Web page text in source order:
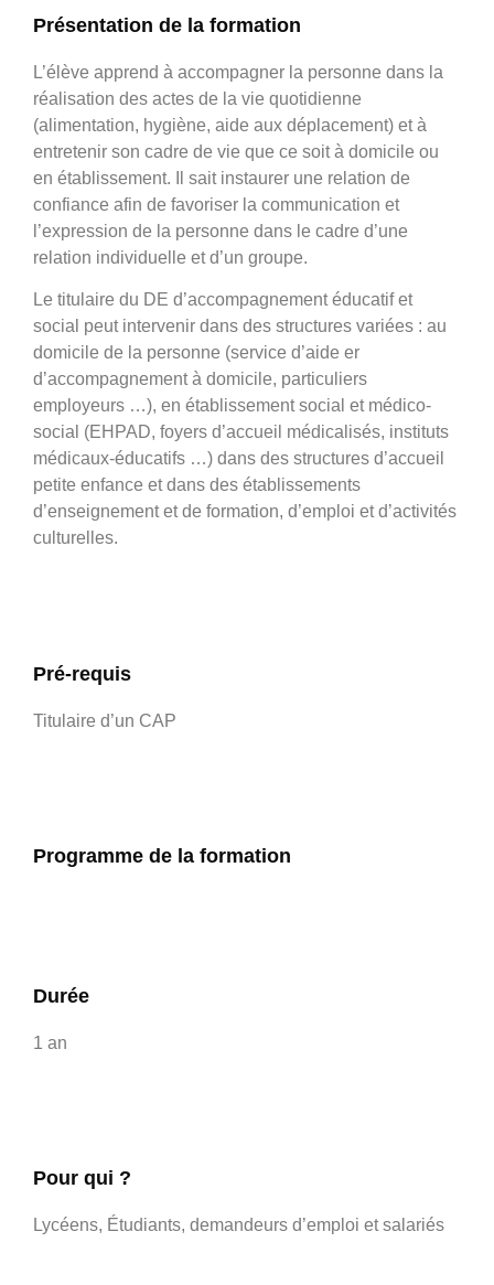
Présentation de la formation
L’élève apprend à accompagner la personne dans la
réalisation des actes de la vie quotidienne
(alimentation, hygiène, aide aux déplacement) et à
entretenir son cadre de vie que ce soit à domicile ou
en établissement. Il sait instaurer une relation de
confiance afin de favoriser la communication et
l’expression de la personne dans le cadre d’une
relation individuelle et d’un groupe.
Le titulaire du DE d’accompagnement éducatif et
social peut intervenir dans des structures variées : au
domicile de la personne (service d’aide er
d’accompagnement à domicile, particuliers
employeurs …), en établissement social et médico-
social (EHPAD, foyers d’accueil médicalisés, instituts
médicaux-éducatifs …) dans des structures d’accueil
petite enfance et dans des établissements
d’enseignement et de formation, d’emploi et d’activités
culturelles.
Pré-requis
Titulaire d’un CAP
Programme de la formation
Durée
1 an
Pour qui ?
Lycéens, Étudiants, demandeurs d’emploi et salariés